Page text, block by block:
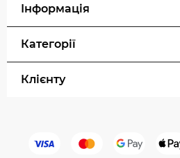
Інформація
Категорії
Клієнту